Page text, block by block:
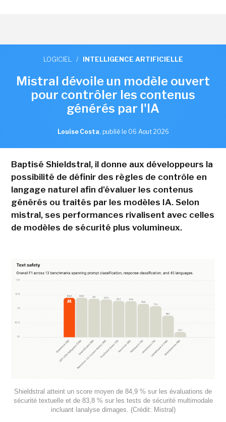
LOGICIEL / INTELLIGENCE ARTIFICIELLE
Mistral dévoile un modèle ouvert
pour contrôler les contenus
générés par l'IA
Louise Costa, publié le 06 Aout 2026
Baptisé Shieldstral, il donne aux développeurs la
possibilité de définir des règles de contrôle en
langage naturel afin d'évaluer les contenus
générés ou traités par les modèles IA. Selon
mistral, ses performances rivalisent avec celles
de modèles de sécurité plus volumineux.
Shieldstral atteint un score moyen de 84,9 % sur les évaluations de
sécurité textuelle et de 83,8 % sur les tests de sécurité multimodale
incluant lanalyse dimages. (Crédit: Mistral)